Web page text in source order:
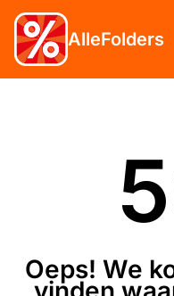
AlleFolders
Oeps! We